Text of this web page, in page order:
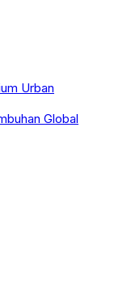
Urban
Global